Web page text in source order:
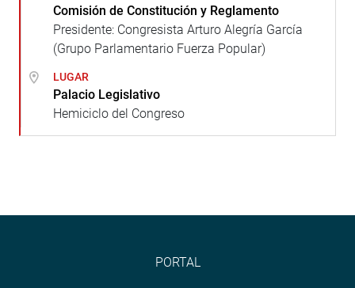
Comisión de Constitución y Reglamento
Presidente: Congresista Arturo Alegría García
(Grupo Parlamentario Fuerza Popular)
LUGAR
Palacio Legislativo
Hemiciclo del Congreso
PORTAL